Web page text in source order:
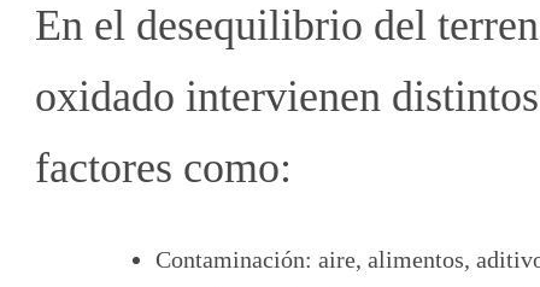
En el desequilibrio del
oxidado intervienen distintos
factores como:
Contaminación: aire, alimentos,